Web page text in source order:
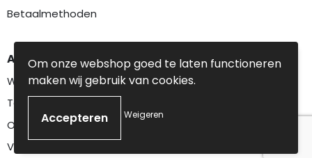
Betaalmethoden
AANBEVOLEN CATEGORIEËN
Werkkleding
Textiel
Overalls
Veiligheidskleding
Om onze webshop goed te laten functioneren
maken wij gebruik van cookies.
Weigeren